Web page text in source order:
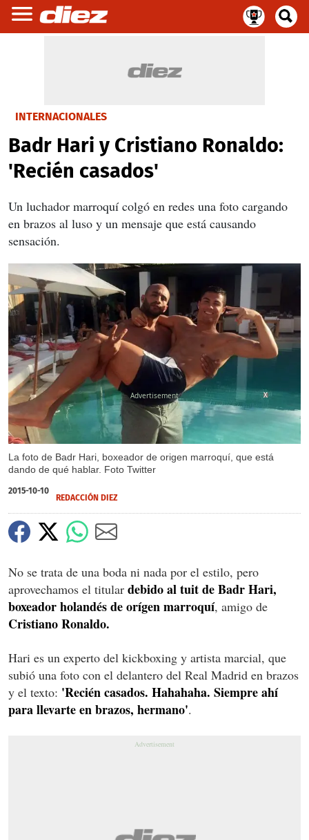
INTERNACIONALES
Badr Hari y Cristiano Ronaldo:
'Recién casados'
Un luchador marroquí colgó en redes una foto cargando
en brazos al luso y un mensaje que está causando
sensación.
La foto de Badr Hari, boxeador de origen marroquí, que está
dando de qué hablar. Foto Twitter
X
2015-10-10
REDACCIÓN DIEZ
No se trata de una boda ni nada por el estilo, pero
aprovechamos el titular debido al tuit de Badr Hari,
boxeador holandés de orígen marroquí, amigo de
Cristiano Ronaldo.
Hari es un experto del kickboxing y artista marcial, que
subió una foto con el delantero del Real Madrid en brazos
y el texto: 'Recién casados. Hahahaha. Siempre ahí
para llevarte en brazos, hermano'.